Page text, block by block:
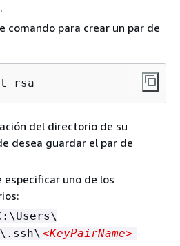
comando para crear un par de
t rsa
del directorio de su
desea guardar el par de
especificar uno de los
\.ssh\ <KeyPairName>